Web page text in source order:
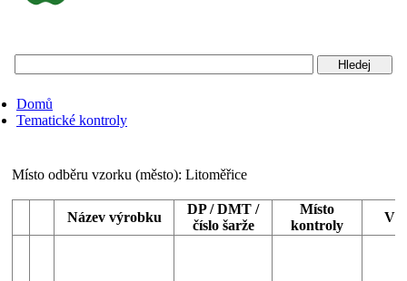
potravinářská
inspekce
Domů
Tematické kontroly
Místo odběru vzorku (město): Litoměřice
Název výrobku
DP / DMT /
číslo šarže
Místo
kontroly